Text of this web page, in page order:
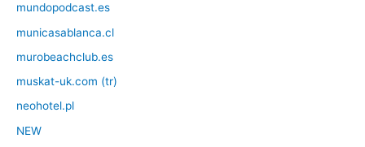
mundopodcast.es
municasablanca.cl
murobeachclub.es
muskat-uk.com (tr)
neohotel.pl
NEW